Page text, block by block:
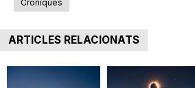
Cròniques
ARTICLES RELACIONATS